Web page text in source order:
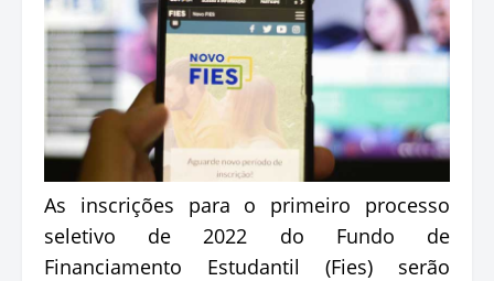
As inscrições para o primeiro processo
seletivo de 2022 do Fundo de
Financiamento Estudantil (Fies) serão